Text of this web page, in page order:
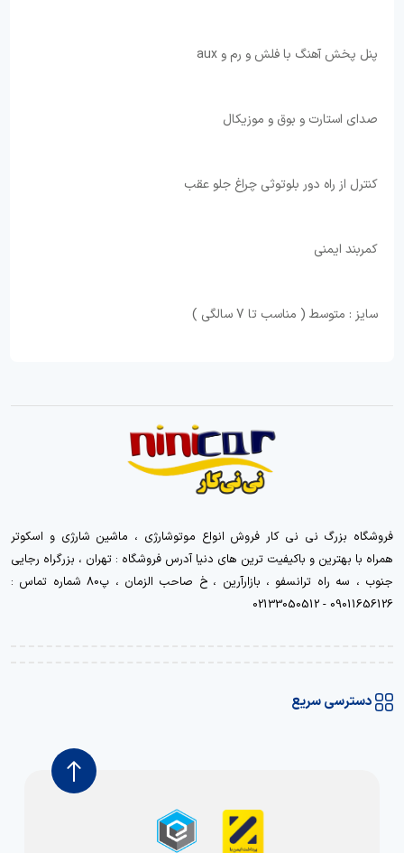
⁩پنل پخش آهنگ با فلش و رم و aux ⁦
⁩صدای استارت و بوق و موزیکال ⁦
⁩کنترل از راه دور بلوتوثی ⁦ ⁦⁩چراغ جلو عقب ⁦
⁩کمربند ایمنی
سایز : متوسط ( مناسب تا 7 سالگی )
فروشگاه بزرگ نی نی کار فروش انواع موتوشارژی ، ماشین شارژی و اسکوتر
همراه با بهترین و باکیفیت ترین های دنیا آدرس فروشگاه : تهران ، بزرگراه رجایی
جنوب ، سه راه ترانسفو ، بازارآرین ، خ صاحب الزمان ، پ80 شماره تماس :
09011656126 - 02133050512
دسترسی سریع